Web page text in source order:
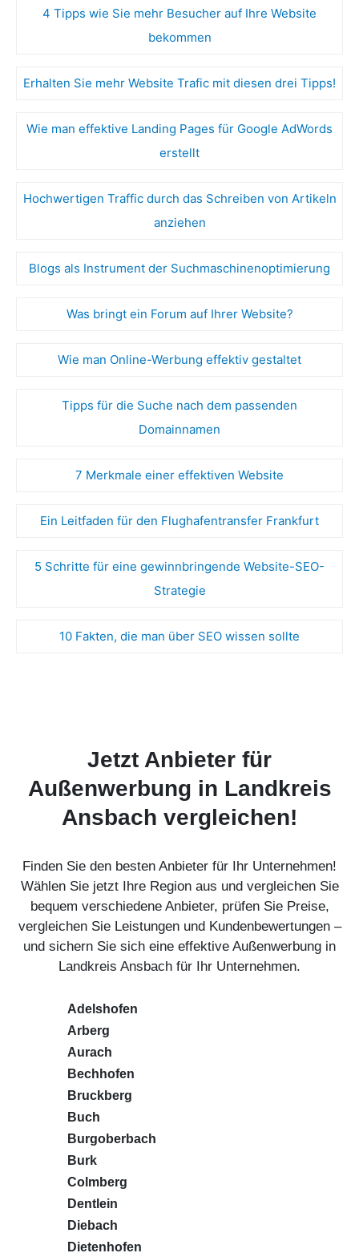
4 Tipps wie Sie mehr Besucher auf Ihre Website
bekommen
Erhalten Sie mehr Website Trafic mit diesen drei Tipps!
Wie man effektive Landing Pages für Google AdWords
erstellt
Hochwertigen Traffic durch das Schreiben von Artikeln
anziehen
Blogs als Instrument der Suchmaschinenoptimierung
Was bringt ein Forum auf Ihrer Website?
Wie man Online-Werbung effektiv gestaltet
Tipps für die Suche nach dem passenden
Domainnamen
7 Merkmale einer effektiven Website
Ein Leitfaden für den Flughafentransfer Frankfurt
5 Schritte für eine gewinnbringende Website-SEO-
Strategie
10 Fakten, die man über SEO wissen sollte
Jetzt Anbieter für
Außenwerbung in Landkreis
Ansbach vergleichen!
Finden Sie den besten Anbieter für Ihr Unternehmen!
Wählen Sie jetzt Ihre Region aus und vergleichen Sie
bequem verschiedene Anbieter, prüfen Sie Preise,
vergleichen Sie Leistungen und Kundenbewertungen –
und sichern Sie sich eine effektive Außenwerbung in
Landkreis Ansbach für Ihr Unternehmen.
Adelshofen
Arberg
Aurach
Bechhofen
Bruckberg
Buch
Burgoberbach
Burk
Colmberg
Dentlein
Diebach
Dietenhofen